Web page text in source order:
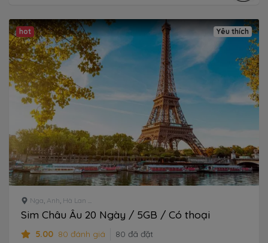
hot Yêu thích
Nga, Anh, Hà Lan ...
Sim Châu Âu 20 Ngày / 5GB / Có thoại
5.00 80 đánh giá 80 đã đặt